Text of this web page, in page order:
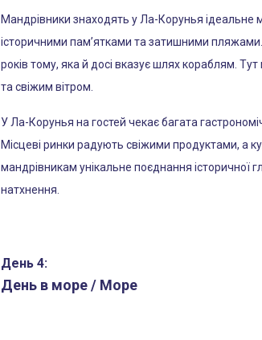
Мандрівники знаходять у Ла-Корунья ідеальне
історичними пам’ятками та затишними
років тому, яка й досі вказує шлях кораблям.
та свіжим вітром.
У Ла-Корунья на гостей чекає багата
Місцеві ринки радують свіжими продуктами, а
мандрівникам унікальне поєднання історичної
натхнення.
День 4:
День в море / Море